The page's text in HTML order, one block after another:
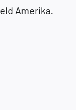
Amerika.